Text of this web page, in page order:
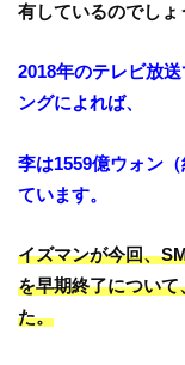
有しているのでしょ
2018年のテレビ放
ングによれば、
李は1559億ウォン
ています。
イズマンが今回、
を早期終了につい
た。